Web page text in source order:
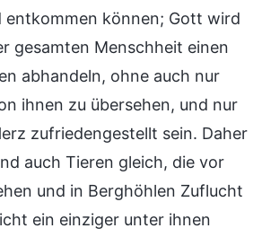
entkommen können; Gott wird
gesamten Menschheit einen
abhandeln, ohne auch nur
ihnen zu übersehen, und nur
zufriedengestellt sein. Daher
auch Tieren gleich, die vor
und in Berghöhlen Zuflucht
ein einziger unter ihnen